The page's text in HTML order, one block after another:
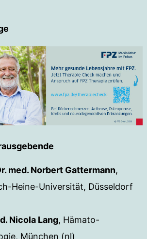
med. Norbert Gattermann,
Heine-Universität, Düsseldorf
Nicola Lang, Hämato-
München (nl)